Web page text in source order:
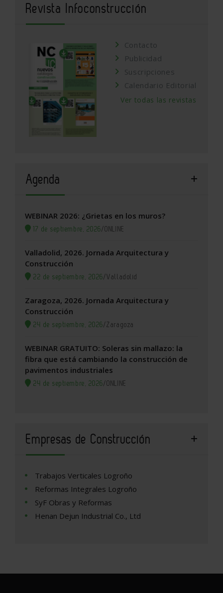
Revista Infoconstrucción
Contacto
Publicidad
Suscripciones
Calendario Editorial
Ver todas las revistas
Agenda
WEBINAR 2026: ¿Grietas en los muros?
17 de septiembre, 2026/ONLINE
Valladolid, 2026. Jornada Arquitectura y
Construcción
22 de septiembre, 2026/Valladolid
Zaragoza, 2026. Jornada Arquitectura y
Construcción
24 de septiembre, 2026/Zaragoza
WEBINAR GRATUITO: Soleras sin mallazo: la
fibra que está cambiando la construcción de
pavimentos industriales
24 de septiembre, 2026/ONLINE
Empresas de Construcción
Trabajos Verticales Logroño
Reformas Integrales Logroño
SyF Obras y Reformas
Henan Dejun Industrial Co., Ltd